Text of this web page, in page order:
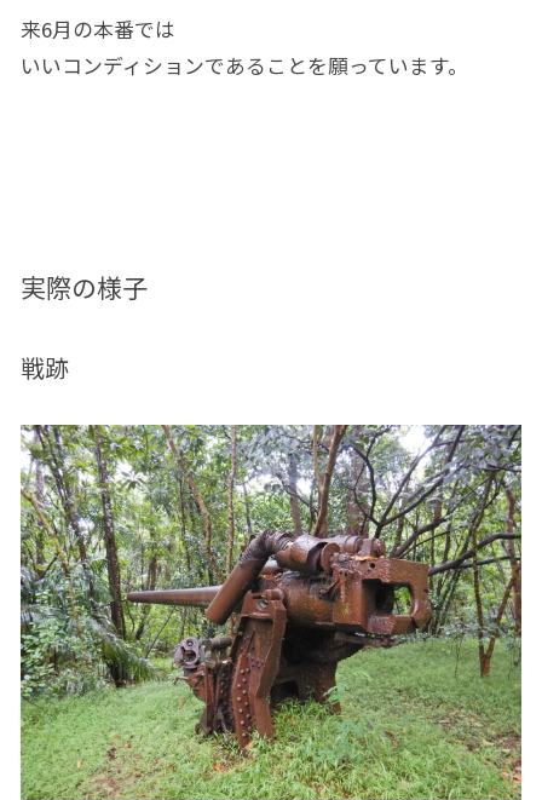
来6月の本番では
いいコンディションであることを願っています。
実際の様子
戦跡